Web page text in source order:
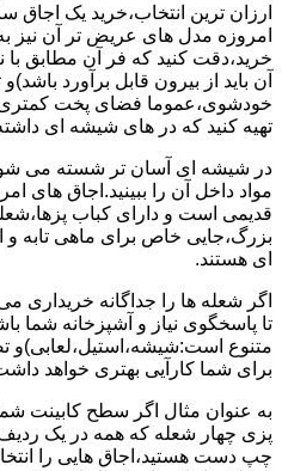
ارزان ترین انتخاب،خرید یک اجاق
امروزه مدل های عریض تر آن نیز
خرید،دقت کنید که فر آن مطابق
آن باید از بیرون قابل برآورد
خودشوی،عموما فضای پخت
تهیه کنید که در های شیشه ای
در شیشه ای آسان تر شسته می
مواد داخل آن را ببینید.اجاق های
قدیمی است و دارای کباب
بزرگ،جایی خاص برای ماهی تابه
ای هستند.
اگر شعله ها را جداگانه خریداری
تا پاسخگوی نیاز و آشپزخانه شما
متنوع است:شیشه،استیل،لعابی)و
برای شما کارآیی بهتری خواهد
به عنوان مثال اگر سطح کابینت
پزی چهار شعله که همه در یک ردیف
چپ دست هستید،اجاق هایی را